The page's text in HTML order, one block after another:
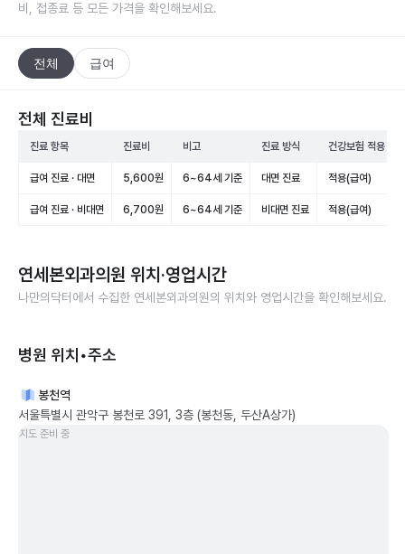
비, 접종료 등 모든 가격을 확인해보세요.
전체 급여
전체 진료비
진료 항목 진료비 비고 진료 방식 건강보험 적용
급여 진료 · 대면 5,600원 6~64세 기준 대면 진료 적용(급여)
급여 진료 · 비대면 6,700원 6~64세 기준 비대면 진료 적용(급여)
연세본외과의원 위치·영업시간
나만의닥터에서 수집한 연세본외과의원의 위치와 영업시간을 확인해보세요.
병원 위치•주소
봉천역
서울특별시 관악구 봉천로 391, 3층 (봉천동, 두산A상가)
지도 준비 중